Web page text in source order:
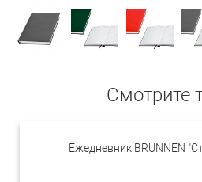
Смотрите
Ежедневник BRUNNEN